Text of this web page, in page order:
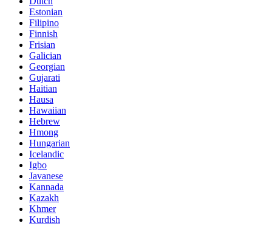
Estonian
Filipino
Finnish
Frisian
Galician
Georgian
Gujarati
Haitian
Hausa
Hawaiian
Hebrew
Hmong
Hungarian
Icelandic
Igbo
Javanese
Kannada
Kazakh
Khmer
Kurdish